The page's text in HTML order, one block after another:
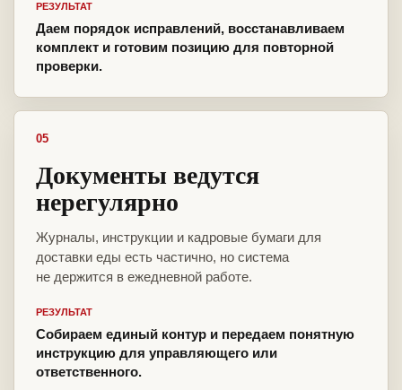
РЕЗУЛЬТАТ
Даем порядок исправлений, восстанавливаем
комплект и готовим позицию для повторной
проверки.
05
Документы ведутся
нерегулярно
Журналы, инструкции и кадровые бумаги для
доставки еды есть частично, но система
не держится в ежедневной работе.
РЕЗУЛЬТАТ
Собираем единый контур и передаем понятную
инструкцию для управляющего или
ответственного.